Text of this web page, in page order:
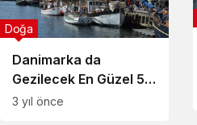
Danimarka da
Gezilecek En Güzel 5
Yer
Doğa
3 yıl önce